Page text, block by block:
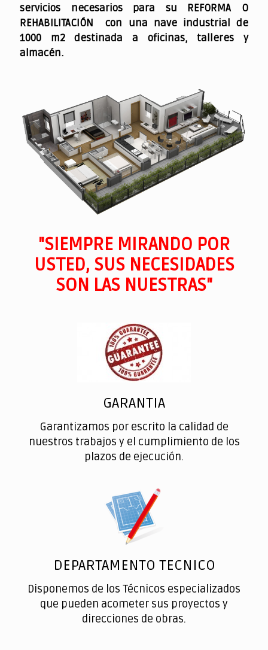
servicios necesarios para su REFORMA O
REHABILITACIÓN con una nave industrial de
1000 m2 destinada a oficinas, talleres y
almacén.
"SIEMPRE MIRANDO POR
USTED, SUS NECESIDADES
SON LAS NUESTRAS"
GARANTIA
Garantizamos por escrito la calidad de
nuestros trabajos y el cumplimiento de los
plazos de ejecución.
DEPARTAMENTO TECNICO
Disponemos de los Técnicos especializados
que pueden acometer sus proyectos y
direcciones de obras.